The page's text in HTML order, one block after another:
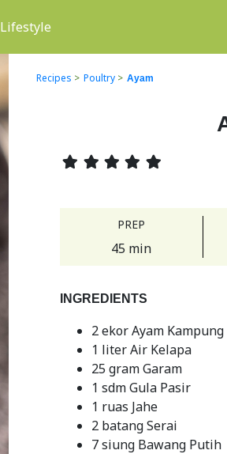
Lifestyle
Recipes > Poultry > Ayam
PREP
45 min
INGREDIENTS
2 ekor Ayam Kampung
1 liter Air Kelapa
25 gram Garam
1 sdm Gula Pasir
1 ruas Jahe
2 batang Serai
7 siung Bawang Putih